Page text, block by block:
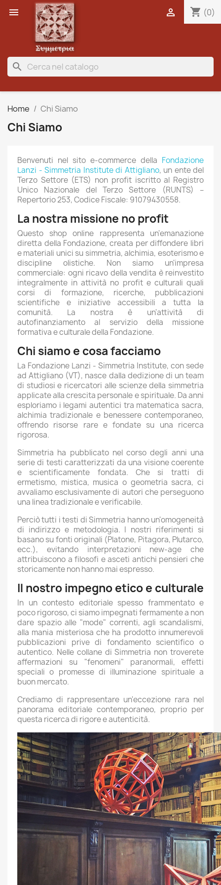
 shopping_cart (0)

search
Home Chi Siamo
Chi Siamo
Benvenuti nel sito e-commerce della Fondazione
Lanzi - Simmetria Institute di Attigliano, un ente del
Terzo Settore (ETS) non profit iscritto al Registro
Unico Nazionale del Terzo Settore (RUNTS) –
Repertorio 253, Codice Fiscale: 91079430558.
La nostra missione no profit
Questo shop online rappresenta un'emanazione
diretta della Fondazione, creata per diffondere libri
e materiali unici su simmetria, alchimia, esoterismo e
discipline olistiche. Non siamo un'impresa
commerciale: ogni ricavo della vendita è reinvestito
integralmente in attività no profit e culturali quali
corsi di formazione, ricerche, pubblicazioni
scientifiche e iniziative accessibili a tutta la
comunità. La nostra è un'attività di
autofinanziamento al servizio della missione
formativa e culturale della Fondazione.
Chi siamo e cosa facciamo
La Fondazione Lanzi - Simmetria Institute, con sede
ad Attigliano (VT), nasce dalla dedizione di un team
di studiosi e ricercatori alle scienze della simmetria
applicate alla crescita personale e spirituale. Da anni
esploriamo i legami autentici tra matematica sacra,
alchimia tradizionale e benessere contemporaneo,
offrendo risorse rare e fondate su una ricerca
rigorosa.
Simmetria ha pubblicato nel corso degli anni una
serie di testi caratterizzati da una visione coerente
e scientificamente fondata. Che si tratti di
ermetismo, mistica, musica o geometria sacra, ci
avvaliamo esclusivamente di autori che perseguono
una linea tradizionale e verificabile.
Perciò tutti i testi di Simmetria hanno un'omogeneità
di indirizzo e metodologia. I nostri riferimenti si
basano su fonti originali (Platone, Pitagora, Plutarco,
ecc.), evitando interpretazioni new-age che
attribuiscono a filosofi e asceti antichi pensieri che
storicamente non hanno mai espresso.
Il nostro impegno etico e culturale
In un contesto editoriale spesso frammentato e
poco rigoroso, ci siamo impegnati fermamente a non
dare spazio alle "mode" correnti, agli scandalismi,
alla mania misteriosa che ha prodotto innumerevoli
pubblicazioni prive di fondamento scientifico o
autentico. Nelle collane di Simmetria non troverete
affermazioni su "fenomeni" paranormali, effetti
speciali o promesse di illuminazione spirituale a
buon mercato.
Crediamo di rappresentare un'eccezione rara nel
panorama editoriale contemporaneo, proprio per
questa ricerca di rigore e autenticità.